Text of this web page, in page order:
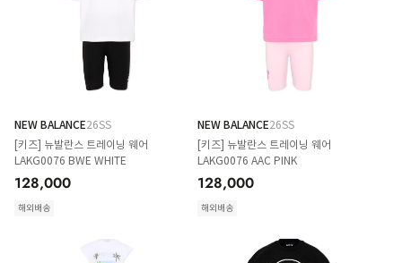
NEW BALANCE26SS
[키즈] 뉴발란스 트레이닝 웨어
LAKG0076 BWE WHITE
128,000
해외배송
NEW BALANCE26SS
[키즈] 뉴발란스 트레이닝 웨어
LAKG0076 AAC PINK
128,000
해외배송